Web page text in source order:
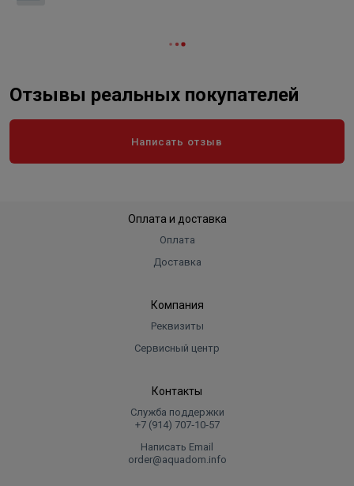
Отзывы реальных покупателей
Написать отзыв
Оплата и доставка
Оплата
Доставка
Компания
Реквизиты
Сервисный центр
Контакты
Служба поддержки
+7 (914) 707‑10‑57
Написать Email
order@aquadom.info